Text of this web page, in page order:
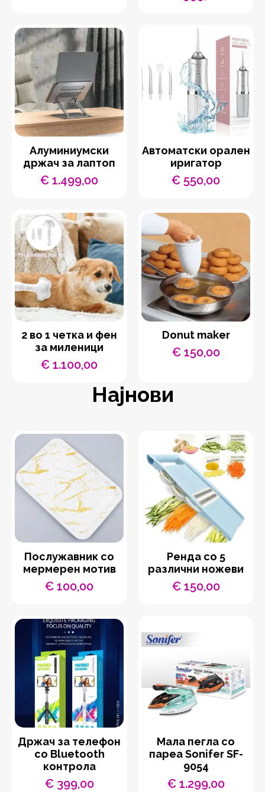
Aлуминиумски
држач за лаптоп
€ 1.499,00
Автоматски орален
иригатор
€ 550,00
2 во 1 четка и фен
за миленици
€ 1.100,00
Donut maker
€150,00
Најнови
Послужавник со
мермерен мотив
€ 100,00
Ренда со 5
различни ножеви
€150,00
Држач за телефон
со Bluetooth
контрола
€399,00
Мала пегла со
пареа Sonifer SF-
9054
€1.299,00